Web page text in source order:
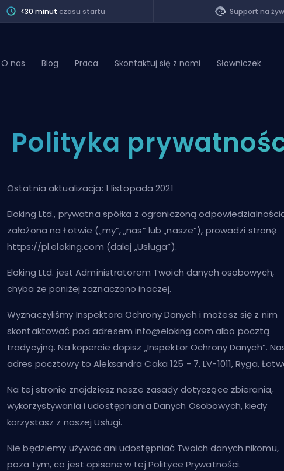
<30 minutczasu startu Support na
Boost
O nas Blog Praca Skontaktuj się z nami Słowniczek
Polityka
Ostatnia aktualizacja: 1 listopada 2021
Eloking Ltd., prywatna spółka z ograniczoną
założona na Łotwie („my”, „nas” lub „nasze”), prowadzi stronę
https://pl.eloking.com (dalej „Usługa”).
Eloking Ltd. jest Administratorem Twoich danych osobowych,
chyba że poniżej zaznaczono inaczej.
Wyznaczyliśmy Inspektora Ochrony Danych i możesz się z nim
skontaktować pod adreseminfo@eloking.com albo pocztą
tradycyjną. Na kopercie dopisz „Inspektor Ochrony Danych”.
adres pocztowy to Aleksandra Caka 125 - 7, LV-1011, Ryga,
Na tej stronie znajdziesz nasze zasady dotyczące zbierania,
wykorzystywania i udostępniania Danych Osobowych, kiedy
korzystasz z naszej Usługi.
Nie będziemy używać ani udostępniać Twoich danych nikomu,
poza tym, co jest opisane w tej Polityce Prywatności.